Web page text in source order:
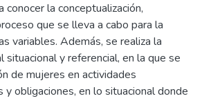
conocer la conceptualización,
que se lleva a cabo para la
variables. Además, se realiza la
situacional y referencial, en la que se
de mujeres en actividades
y obligaciones, en lo situacional donde